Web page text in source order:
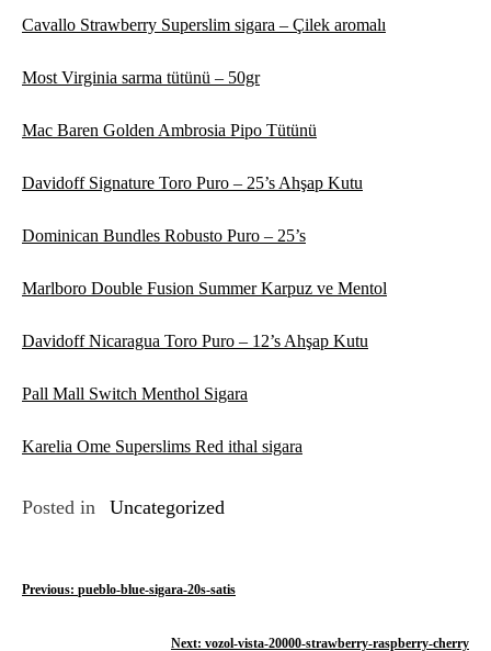
Cavallo Strawberry Superslim sigara – Çilek aromalı
Most Virginia sarma tütünü – 50gr
Mac Baren Golden Ambrosia Pipo Tütünü
Davidoff Signature Toro Puro – 25’s Ahşap Kutu
Dominican Bundles Robusto Puro – 25’s
Marlboro Double Fusion Summer Karpuz ve Mentol
Davidoff Nicaragua Toro Puro – 12’s Ahşap Kutu
Pall Mall Switch Menthol Sigara
Karelia Ome Superslims Red ithal sigara
Posted in Uncategorized
Y
Previous: pueblo-blue-sigara-20s-satis
Next: vozol-vista-20000-strawberry-raspberry-cherry